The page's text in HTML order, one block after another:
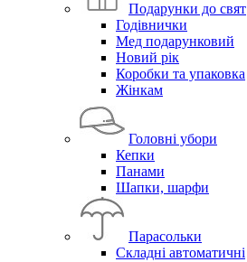
Подарунки до свят
Годівнички
Мед подарунковий
Новий рік
Коробки та упаковка
Жінкам
Головні убори
Кепки
Панами
Шапки, шарфи
Парасольки
Складні автоматичні